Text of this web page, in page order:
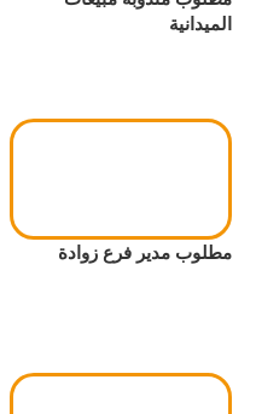
الميدانية
مطلوب مدير فرع زوادة